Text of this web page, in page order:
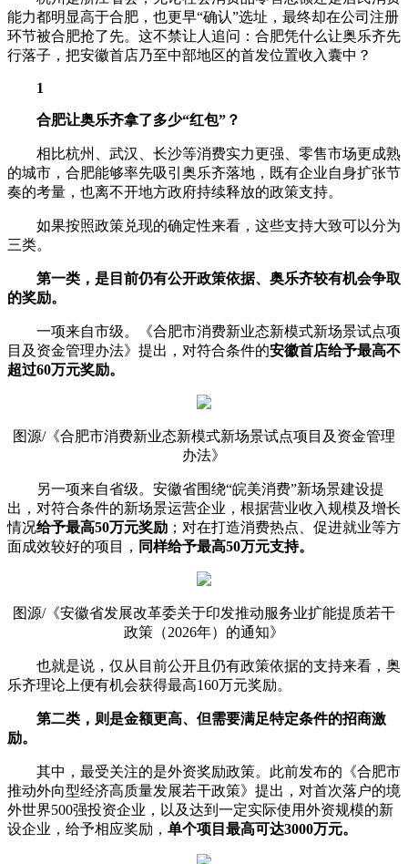
能力都明显高于合肥，也更早“确认”选址，最终却在公司注册
环节被合肥抢了先。这不禁让人追问：合肥凭什么让奥乐齐先
行落子，把安徽首店乃至中部地区的首发位置收入囊中？
1
合肥让奥乐齐拿了多少“红包”？
相比杭州、武汉、长沙等消费实力更强、零售市场更成熟
的城市，合肥能够率先吸引奥乐齐落地，既有企业自身扩张节
奏的考量，也离不开地方政府持续释放的政策支持。
如果按照政策兑现的确定性来看，这些支持大致可以分为
三类。
第一类，是目前仍有公开政策依据、奥乐齐较有机会争取
的奖励。
一项来自市级。《合肥市消费新业态新模式新场景试点项
目及资金管理办法》提出，对符合条件的安徽首店给予最高不
超过60万元奖励。
图源/《合肥市消费新业态新模式新场景试点项目及资金管理
办法》
另一项来自省级。安徽省围绕“皖美消费”新场景建设提
出，对符合条件的新场景运营企业，根据营业收入规模及增长
情况给予最高50万元奖励 ；对在打造消费热点、促进就业等方
面成效较好的项目， 同样给予最高50万元支持。
图源/《安徽省发展改革委关于印发推动服务业扩能提质若干
政策（2026年）的通知》
也就是说，仅从目前公开且仍有政策依据的支持来看，奥
乐齐理论上便有机会获得最高160万元奖励。
第二类，则是金额更高、但需要满足特定条件的招商激
励。
其中，最受关注的是外资奖励政策。此前发布的《合肥市
推动外向型经济高质量发展若干政策》提出，对首次落户的境
外世界500强投资企业，以及达到一定实际使用外资规模的新
设企业，给予相应奖励， 单个项目最高可达3000万元。